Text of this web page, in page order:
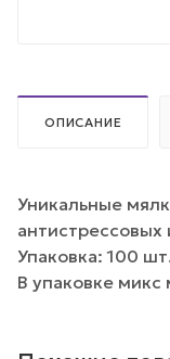
ОПИСАНИЕ
Уникальные
Упаковка: 100
В упаковке